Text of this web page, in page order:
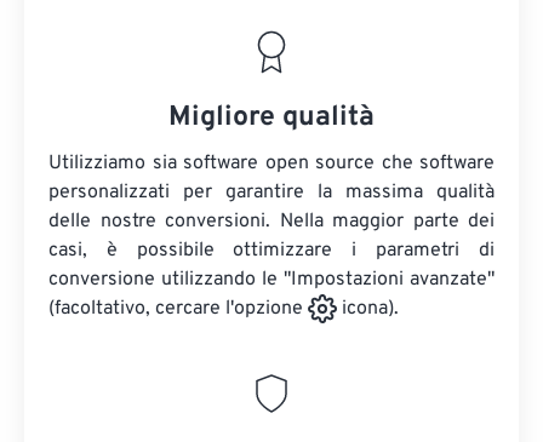
Migliore qualità
Utilizziamo sia software open source che software
personalizzati per garantire la massima qualità
delle nostre conversioni. Nella maggior parte dei
casi, è possibile ottimizzare i parametri di
conversione utilizzando le "Impostazioni avanzate"
(facoltativo, cercare l'opzione
icona).